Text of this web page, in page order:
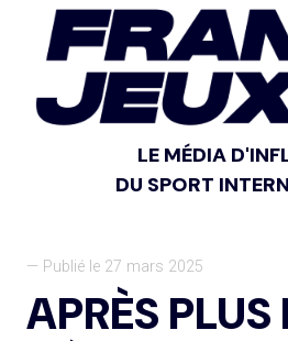
LE MÉDIA
DU SPORT
— Publié le 27 mars 2025
APRÈS PLUS